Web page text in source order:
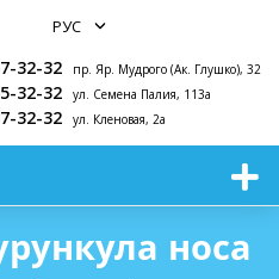
32-32 пр. Яр. Мудрого (Ак. Глушко), 32
32-32 ул. Семена Палия, 113а
32-32 ул. Кленовая, 2а
носа